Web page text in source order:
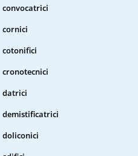
convocatrici
cornici
cotonifici
cronotecnici
datrici
demistificatrici
doliconici